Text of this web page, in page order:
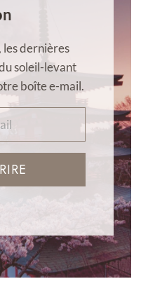
les dernières
soleil-levant
boîte e-mail.